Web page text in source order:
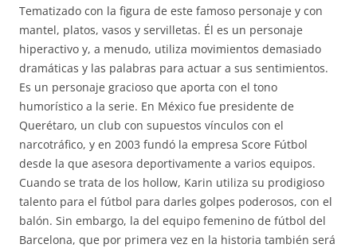
Tematizado con la figura de este famoso personaje y con
mantel, platos, vasos y servilletas. Él es un personaje
hiperactivo y, a menudo, utiliza movimientos demasiado
dramáticas y las palabras para actuar a sus sentimientos.
Es un personaje gracioso que aporta con el tono
humorístico a la serie. En México fue presidente de
Querétaro, un club con supuestos vínculos con el
narcotráfico, y en 2003 fundó la empresa Score Fútbol
desde la que asesora deportivamente a varios equipos.
Cuando se trata de los hollow, Karin utiliza su prodigioso
talento para el fútbol para darles golpes poderosos, con el
balón. Sin embargo, la del equipo femenino de fútbol del
Barcelona, que por primera vez en la historia también será